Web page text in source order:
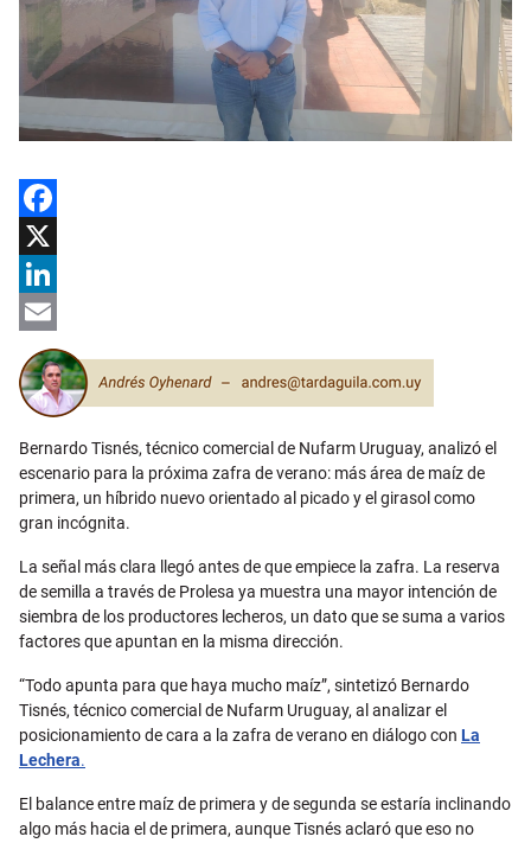
Facebook
X
LinkedIn
Email
Bernardo Tisnés, técnico comercial de Nufarm Uruguay, analizó el
escenario para la próxima zafra de verano: más área de maíz de
primera, un híbrido nuevo orientado al picado y el girasol como
gran incógnita.
La señal más clara llegó antes de que empiece la zafra. La reserva
de semilla a través de Prolesa ya muestra una mayor intención de
siembra de los productores lecheros, un dato que se suma a varios
factores que apuntan en la misma dirección.
“Todo apunta para que haya mucho maíz”, sintetizó Bernardo
Tisnés, técnico comercial de Nufarm Uruguay, al analizar el
posicionamiento de cara a la zafra de verano en diálogo con La
Lechera.
El balance entre maíz de primera y de segunda se estaría inclinando
algo más hacia el de primera, aunque Tisnés aclaró que eso no